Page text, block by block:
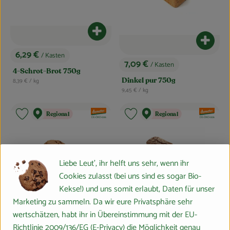
, Preis:
6,29 €/ Kasten
4-Schrot-Brot 750g
, Referenzpreis:
8,39 € / kg
Produkt zum Warenkorb hinzufügen
, Preis:
7,09 €/ Kasten
Dinkel pur 750g
, Referenzpreis:
9,45 € / kg
6,99 €/ Laib
Produkt zum Warenkorb hinzufügen
, Verband:
, Kontrollstelle:
DE-ÖKO-006
Regional
Produkt zu Favouriten hinzufügen
5,99 €/ Kasten
, Verband:
, Kontrollstelle:
DE-ÖKO-006
Regional
Produkt zu Favouriten hinzufügen
Liebe Leut', ihr helft uns sehr, wenn ihr
Cookies zulasst (bei uns sind es sogar Bio-
Kekse!) und uns somit erlaubt, Daten für unser
Marketing zu sammeln. Da wir eure Privatsphäre sehr
wertschätzen, habt ihr in Übereinstimmung mit der EU-